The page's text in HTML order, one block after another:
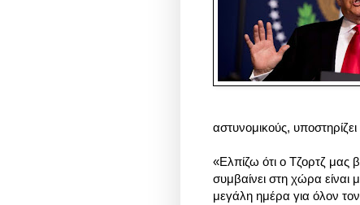
αστυνομικούς,
«Ελπίζω ότι ο Τζορτζ μας
συμβαίνει στη χώρα είναι
μεγάλη ημέρα για όλον